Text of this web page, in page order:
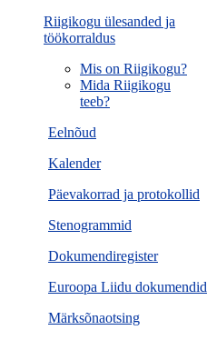
Eelnõud
Kalender
Päevakorrad ja protokollid
Stenogrammid
Dokumendiregister
Euroopa Liidu dokumendid
Märksõnaotsing
Riigikogu ülesanded ja
töökorraldus
Mis on Riigikogu?
Mida Riigikogu
teeb?